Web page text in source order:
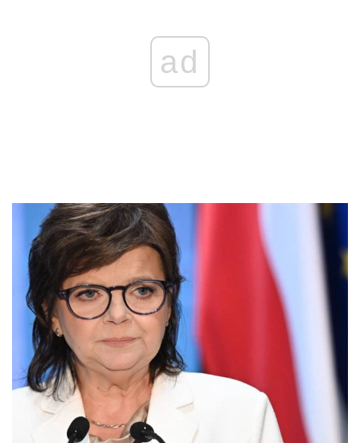
ad